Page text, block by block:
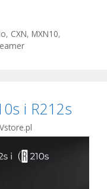
, CXN,MXN10,
i R212s